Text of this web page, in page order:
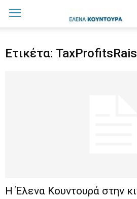
Ετικέτα:
H Έλενα Κουντουρά στην